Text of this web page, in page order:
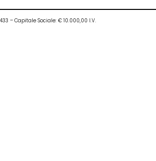
– Capitale Sociale: € 10.000,00 I.V.